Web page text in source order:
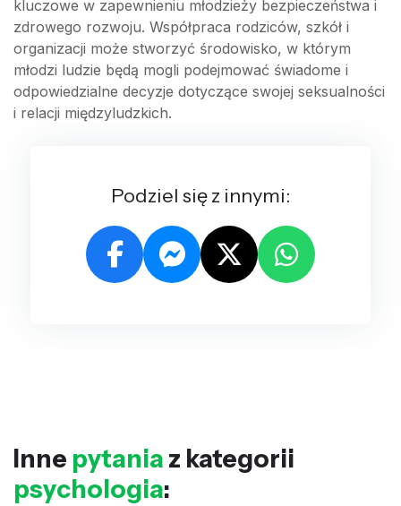
kluczowe w zapewnieniu młodzieży bezpieczeństwa i
zdrowego rozwoju. Współpraca rodziców, szkół i
organizacji może stworzyć środowisko, w którym
młodzi ludzie będą mogli podejmować świadome i
odpowiedzialne decyzje dotyczące swojej seksualności
i relacji międzyludzkich.
Podziel się z innymi:
Inne pytania z kategorii
psychologia: